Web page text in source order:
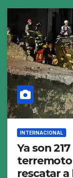
INTERNACIONAL
Ya son
terremoto
rescatar